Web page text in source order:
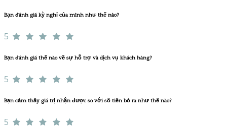
Bạn đánh giá kỳ nghỉ của mình như thế nào?
5
Bạn đánh giá thế nào về sự hỗ trợ và dịch vụ khách hàng?
5
Bạn cảm thấy giá trị nhận được so với số tiền bỏ ra như thế nào?
5